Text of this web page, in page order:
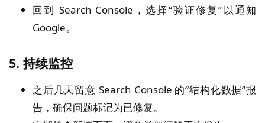
回到 Search Console，选择“验证修复”以通知
Google。
5. 持续监控
之后几天留意 Search Console 的“结构化数据”报
告，确保问题标记为已修复。